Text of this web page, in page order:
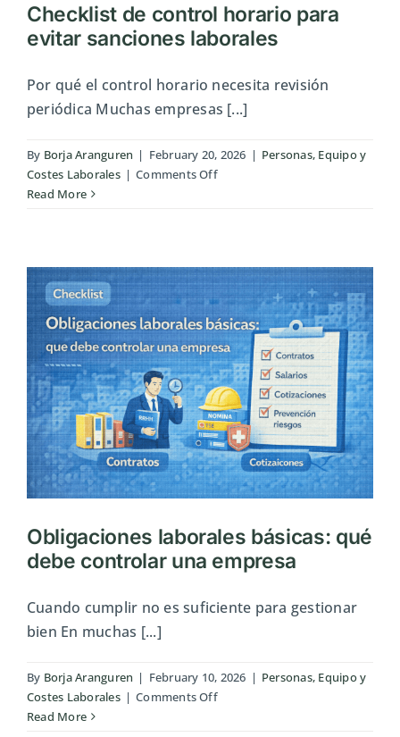
Checklist de control horario para
evitar sanciones laborales
Por qué el control horario necesita revisión
periódica Muchas empresas [...]
By Borja Aranguren | February 20, 2026 | Personas, Equipo y
Costes Laborales | Comments Offon
para
evitar
sanciones
laborales
Read More
Obligaciones laborales básicas: qué
debe controlar una empresa
Cuando cumplir no es suficiente para gestionar
bien En muchas [...]
By Borja Aranguren | February 10, 2026 | Personas, Equipo y
Costes Laborales | Comments Offon
Read More